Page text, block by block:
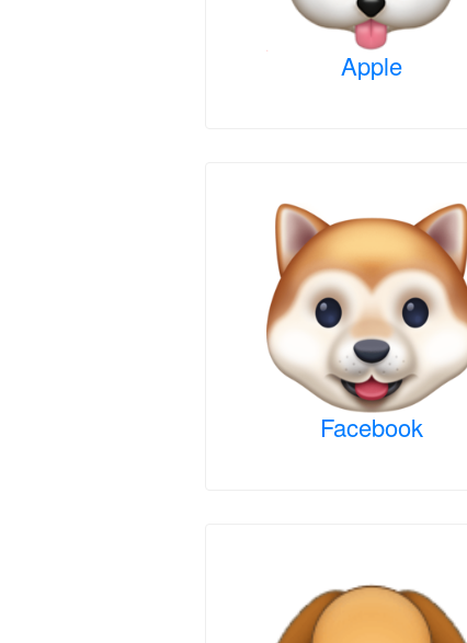
Apple
Facebook